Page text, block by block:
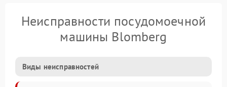
Неисправности посудомоечной
машины Blomberg
Виды неисправностей